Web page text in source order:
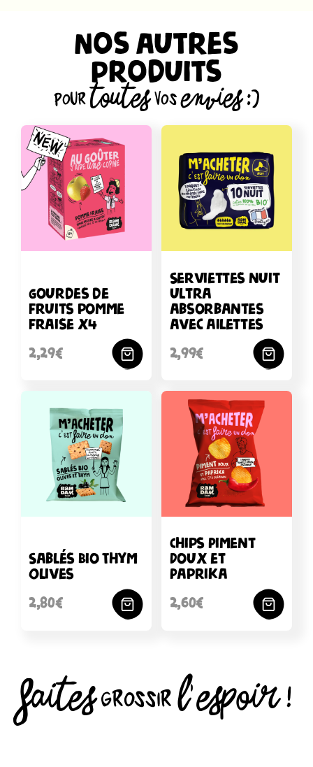
Pommes fraises : Pommes (purée et purée concentrée)
79,6%, purée de fraises 20%, concentré de carotte,
arômes naturels, antioxydant : acide ascorbique.
Pommes abricots : Purée de pommes 75,9%, purée
d'abricots 24%, arôme naturel, antioxydant : acide
Pommes pêches : Purée de pommes 69,9%, purée de
pêches 30%, arôme naturel, antioxydant : acide
ascorbique.
Nos autres
produits
pour TOUTES vos ENVIES :)
Gourdes de
fruits pomme
fraise x4
2,29€
Serviettes nuit
ultra
absorbantes
avec ailettes
2,99€
Sablés Bio Thym
Olives
2,80€
Chips Piment
Doux et
Paprika
2,60€
FAITES grossir L’ESPOIR !